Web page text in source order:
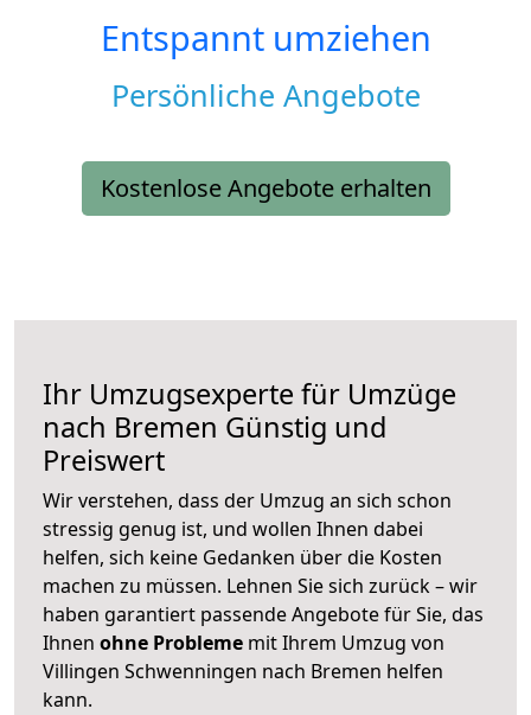
Entspannt umziehen
Persönliche Angebote
Kostenlose Angebote erhalten
Ihr Umzugsexperte für Umzüge
nach Bremen Günstig und
Preiswert
Wir verstehen, dass der Umzug an sich schon
stressig genug ist, und wollen Ihnen dabei
helfen, sich keine Gedanken über die Kosten
machen zu müssen. Lehnen Sie sich zurück – wir
haben garantiert passende Angebote für Sie, das
Ihnen ohne Probleme mit Ihrem Umzug von
Villingen Schwenningen nach Bremen helfen
kann.